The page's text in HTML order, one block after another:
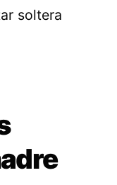
soltera